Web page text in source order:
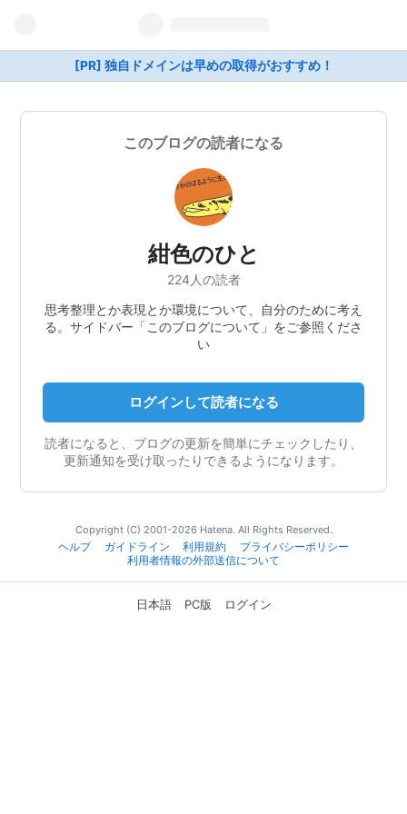
[PR] 独自ドメインは早めの取得がおすすめ！
このブログの読者になる
紺色のひと
224人の読者
思考整理とか表現とか環境について、自分のために考え
る。サイドバー「このブログについて」をご参照くださ
い
ログインして読者になる
読者になると、ブログの更新を簡単にチェックしたり、
更新通知を受け取ったりできるようになります。
Copyright (C) 2001-2026 Hatena. All Rights Reserved.
ヘルプ
ガイドライン 利用規約
プライバシーポリシー
利用者情報の外部送信について
日本語 PC版 ログイン